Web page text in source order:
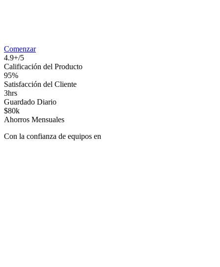
Comenzar
4.9+/5
Calificación del Producto
95%
Satisfacción del Cliente
3hrs
Guardado Diario
$80k
Ahorros Mensuales
Con la confianza de equipos en